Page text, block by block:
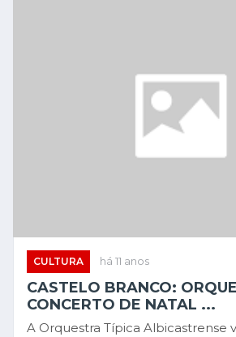
CULTURA há 11 anos
CASTELO BRANCO:
CONCERTO DE NATAL ...
A Orquestra Típica Albicastrense